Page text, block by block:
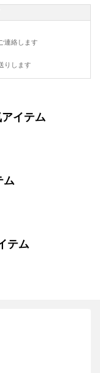
連絡します
りします
イテム
ム
テム